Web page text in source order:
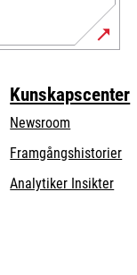
Kunskapscenter
Newsroom
Framgångshistorier
Analytiker Insikter